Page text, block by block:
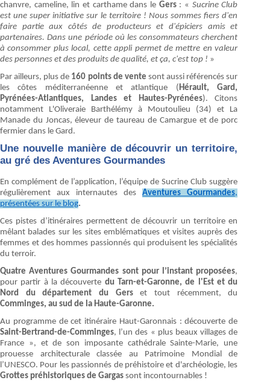
chanvre, cameline, lin et carthame dans le Gers : « Sucrine Club
est une super initiative sur le territoire ! Nous sommes fiers d'en
faire partie aux côtés de producteurs et d'épiciers amis et
partenaires. Dans une période où les consommateurs cherchent
à consommer plus local, cette appli permet de mettre en valeur
des personnes et des produits de qualité, et ça, c'est top ! »
Par ailleurs, plus de 160 points de vente sont aussi référencés sur
les côtes méditerranéenne et atlantique (Hérault, Gard,
Pyrénées-Atlantiques, Landes et Hautes-Pyrénées). Citons
notamment L'Oliveraie Barthélémy à Moutoulieu (34) et La
Manade du Joncas, éleveur de taureau de Camargue et de porc
fermier dans le Gard.
Une nouvelle manière de découvrir un territoire,
au gré des Aventures Gourmandes
En complément de l’application, l’équipe de Sucrine Club suggère
régulièrement aux internautes desAventures Gourmandes,
présentées sur le blog.
Ces pistes d’itinéraires permettent de découvrir un territoire en
mêlant balades sur les sites emblématiques et visites auprès des
femmes et des hommes passionnés qui produisent les spécialités
du terroir.
Quatre Aventures Gourmandes sont pour l’instant proposées,
pour partir à la découverte du Tarn-et-Garonne, de l'Est et du
Nord du département du Gerset tout récemment, du
Comminges, au sud de la Haute-Garonne.
Au programme de cet itinéraire Haut-Garonnais : découverte de
Saint-Bertrand-de-Comminges, l’un des « plus beaux villages de
France », et de son imposante cathédrale Sainte-Marie, une
prouesse architecturale classée au Patrimoine Mondial de
l’UNESCO. Pour les passionnés de préhistoire et d'archéologie, les
Grottes préhistoriques de Gargas sont incontournables !